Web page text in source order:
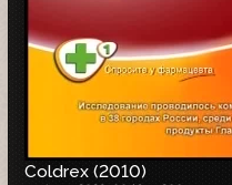
Coldrex (2010)